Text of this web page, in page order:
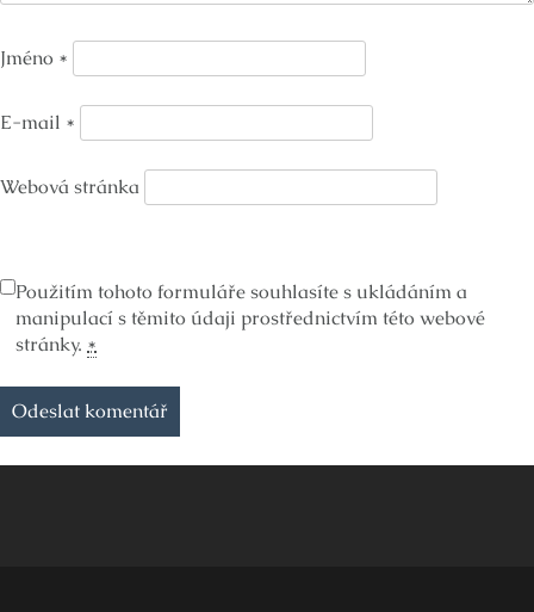
Jméno *
E-mail *
Webová stránka
Použitím tohoto formuláře souhlasíte s ukládáním a
manipulací s těmito údaji prostřednictvím této webové
stránky. *